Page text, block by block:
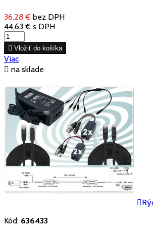
36,28 € bez DPH
44,63 € s DPH
 Vložiť do košíka
Viac
 na sklade

Kód: 636433